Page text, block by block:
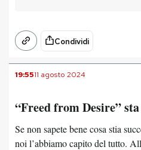
Condividi
19:5511 agosto 2024
“Freed from Desire”
Se non sapete bene cosa stia
noi l’abbiamo capito del tutto.